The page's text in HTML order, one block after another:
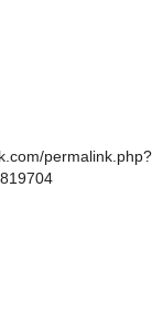
permalink.php?